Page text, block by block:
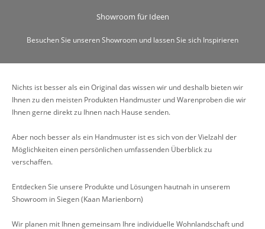
Showroom für Ideen
Besuchen Sie unseren Showroom und lassen Sie sich Inspirieren
Nichts ist besser als ein Original das wissen wir und deshalb bieten wir
Ihnen zu den meisten Produkten Handmuster und Warenproben die wir
Ihnen gerne direkt zu Ihnen nach Hause senden.
Aber noch besser als ein Handmuster ist es sich von der Vielzahl der
Möglichkeiten einen persönlichen umfassenden Überblick zu
verschaffen.
Entdecken Sie unsere Produkte und Lösungen hautnah in unserem
Showroom in Siegen (Kaan Marienborn)
Wir planen mit Ihnen gemeinsam Ihre individuelle Wohnlandschaft und